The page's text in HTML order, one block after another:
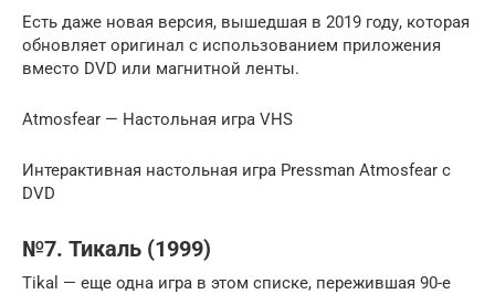
Есть даже новая версия, вышедшая в 2019 году, которая
обновляет оригинал с использованием приложения
вместо DVD или магнитной ленты.
Atmosfear — Настольная игра VHS
Интерактивная настольная игра Pressman Atmosfear с
DVD
№7. Тикаль (1999)
Tikal — еще одна игра в этом списке, пережившая 90-е